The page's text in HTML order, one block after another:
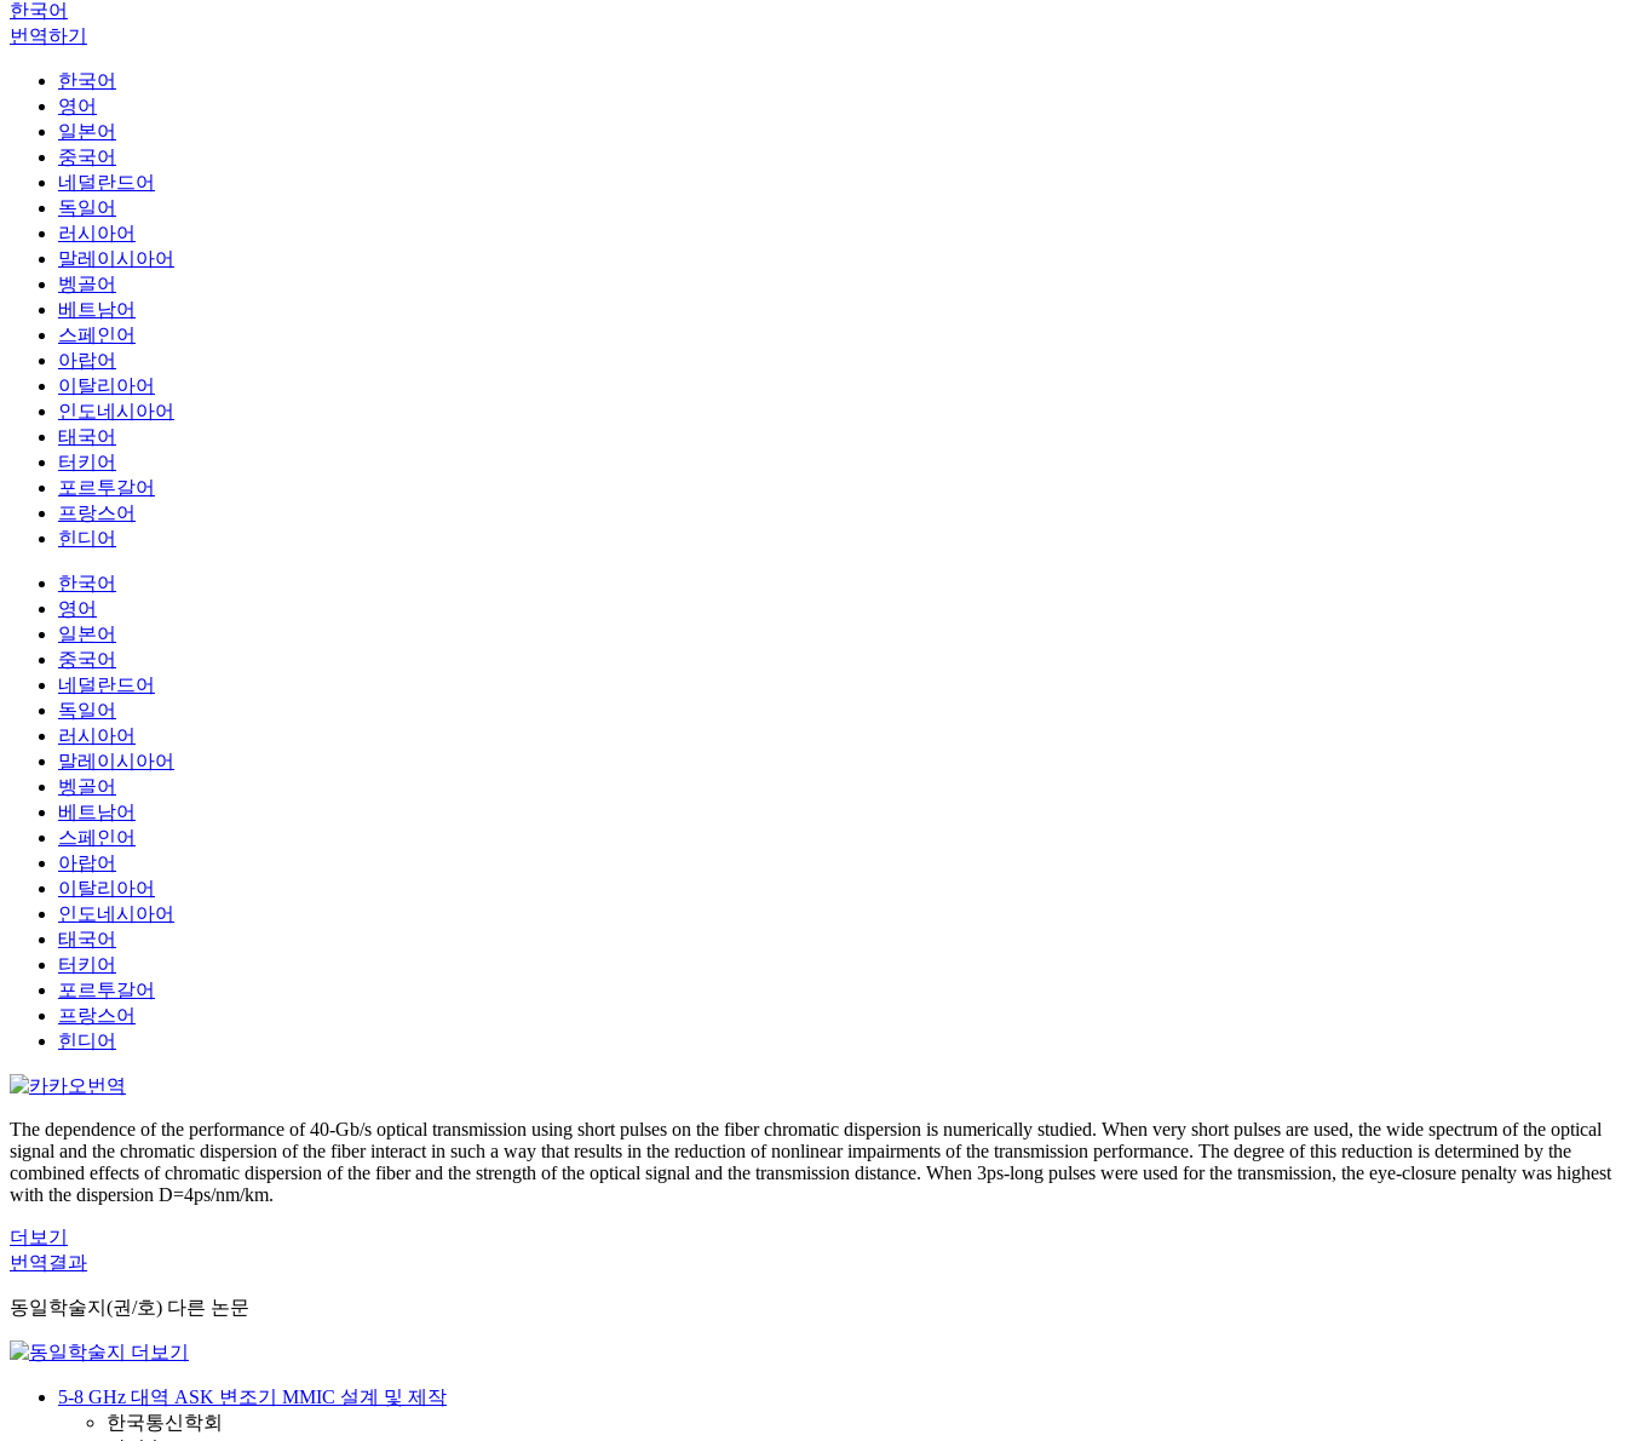
한국어
번역하기
한국어
영어
일본어
중국어
네덜란드어
독일어
러시아어
말레이시아어
벵골어
베트남어
스페인어
아랍어
이탈리아어
인도네시아어
태국어
터키어
포르투갈어
프랑스어
힌디어
한국어
영어
일본어
중국어
네덜란드어
독일어
러시아어
말레이시아어
벵골어
베트남어
스페인어
아랍어
이탈리아어
인도네시아어
태국어
터키어
포르투갈어
프랑스어
힌디어
The dependence of the performance of 40-Gb/s optical transmission using short pulses on the fiber chromatic dispersion is numerically studied. When very short pulses are used, the wide spectrum of the optical
signal and the chromatic dispersion of the fiber interact in such a way that results in the reduction of nonlinear impairments of the transmission performance. The degree of this reduction is determined by the
combined effects of chromatic dispersion of the fiber and the strength of the optical signal and the transmission distance. When 3ps-long pulses were used for the transmission, the eye-closure penalty was highest
with the dispersion D=4ps/nm/km.
더보기
번역결과
동일학술지(권/호) 다른 논문
5-8 GHz 대역 ASK 변조기 MMIC 설계 및 제작
한국통신학회